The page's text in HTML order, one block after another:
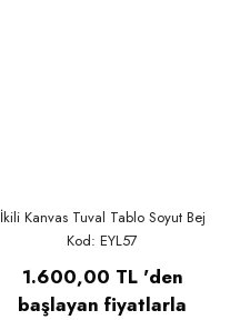
İkili Kanvas Tuval Tablo Soyut Bej
Kod: EYL57
1.600,00 TL 'den
başlayan fiyatlarla